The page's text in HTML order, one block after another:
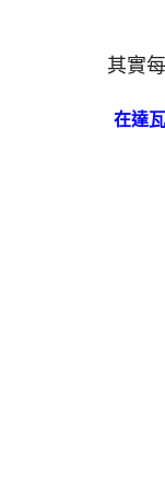
其實
在達